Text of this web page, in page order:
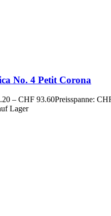
No. 4 Petit Corona
– CHF 93.60Preisspanne:
Lager